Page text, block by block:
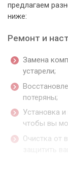
предлагаем
ниже:
Ремонт и
Замена
устарели;
потеряны;
Установка
чтобы вы
Очистка от